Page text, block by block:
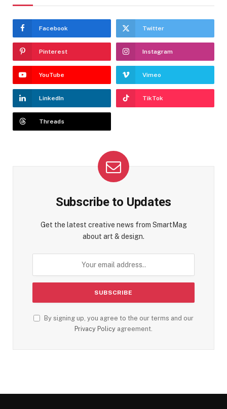
Facebook Twitter
Pinterest Instagram
YouTube Vimeo
LinkedIn TikTok
Threads
Subscribe to Updates
Get the latest creative news from SmartMag
about art & design.
By signing up, you agree to the our terms and our
Privacy Policy agreement.